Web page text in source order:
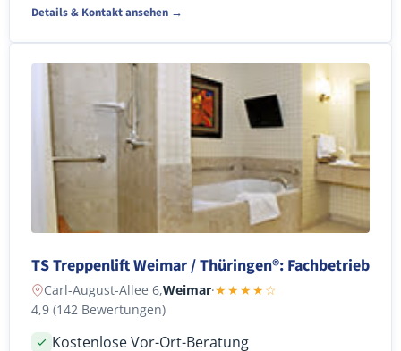
Details & Kontakt ansehen →
TS Treppenlift Weimar / Thüringen®: Fachbetrieb
Carl-August-Allee 6,Weimar·★★★★☆
4,9 (142 Bewertungen)
Kostenlose Vor-Ort-Beratung